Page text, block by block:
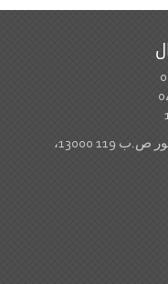
22، شارع أبي عياد عبد الكريم نهج باستور ص.ب 119 13000،